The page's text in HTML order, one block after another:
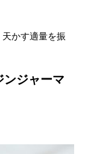
天かす適量を振
ンジャーマ